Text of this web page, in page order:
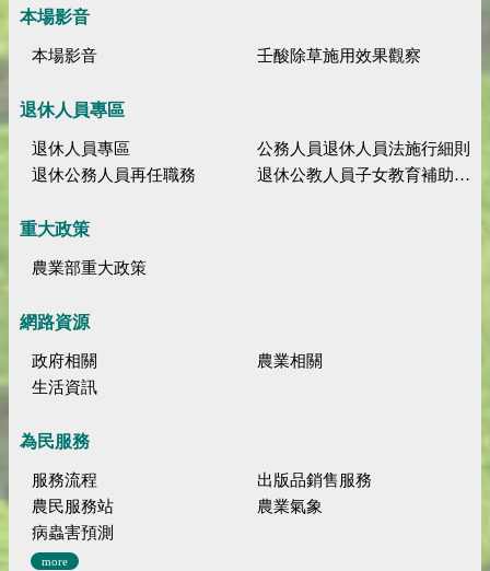
本場影音
本場影音 壬酸除草施用效果觀察
退休人員專區
退休人員專區
公務人員退休人員法施行細則
退休公務人員再任職務
退休公教人員子女教育補助規定
重大政策
農業部重大政策
網路資源
政府相關
農業相關
生活資訊
為民服務
服務流程
出版品銷售服務
農民服務站
農業氣象
病蟲害預測
more